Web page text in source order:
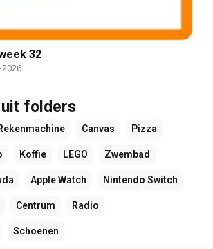
32
2026
folders
Canvas Pizza
Koffie LEGO Zwembad
Apple Watch Nintendo Switch
Centrum Radio
Schoenen